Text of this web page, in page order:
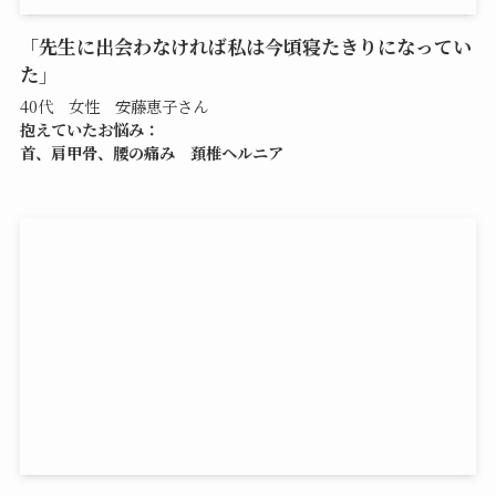
「先生に出会わなければ私は今頃寝たきりになってい
た」
40代 女性 安藤恵子さん
抱えていたお悩み：
首、肩甲骨、腰の痛み 頚椎ヘルニア